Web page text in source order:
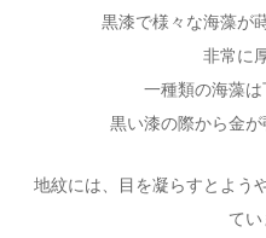
黒漆で様々な海藻が
非常に
一種類の海藻は
黒い漆の際から金が
地紋には、目を凝らすとよう
てい